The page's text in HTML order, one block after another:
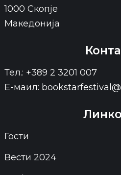
1000 Скопје
Македонија
Тел.: +389 2 3201 007
Е-маил:
Гости
Вести 2024